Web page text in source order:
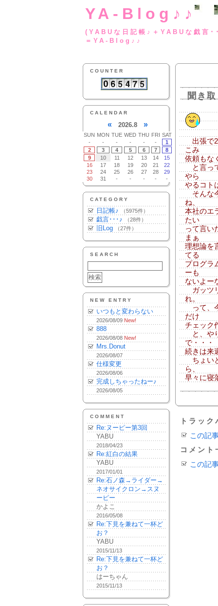
YA-Blog♪♪
(YABUな日記帳♪
＝YA-Blog♪♪
COUNTER
CALENDAR
« 2026.8 »
SUN MON TUE WED THU FRI SAT
-
- - - - -
1
2
3 4 5 6 7
8
9
10 11 12 13 14
15
16
17 18 19 20 21
22
23
24 25 26 27 28
29
30
31 - - - - -
CATEGORY
日記帳♪ （5975件）
戯言･･･♪ （28件）
旧Log （27件）
SEARCH
NEW ENTRY
いつもと変わらない
2026/08/09 New!
888
2026/08/08 New!
Mrs.Donut
2026/08/07
仕様変更
2026/08/06
完成しちゃったねー♪
2026/08/05
COMMENT
Re:ヌーピー第3回
YABU
2018/04/23
Re:紅白の結果
YABU
2017/01/01
Re:石ノ森→ライダー→
ネオサイクロン→スヌ
ーピー
かよこ
2016/05/08
Re:下見を兼ねて一杯ど
お？
YABU
2015/11/13
Re:下見を兼ねて一杯ど
お？
はーちゃん
2015/11/13
聞き
出張で2
こみ
依頼もな
と言っ
やら
やるコト
そんな
ね、
本社のエ
たい
って言い
まぁ
理想論を
てる
プログラ
ーも
ないよー
ガッツ
れ。
って、
だけ
チェック
と、や
で・・・
続きは来
ちょい
ら、
早々に寝
トラッ
この記
コメント
この記